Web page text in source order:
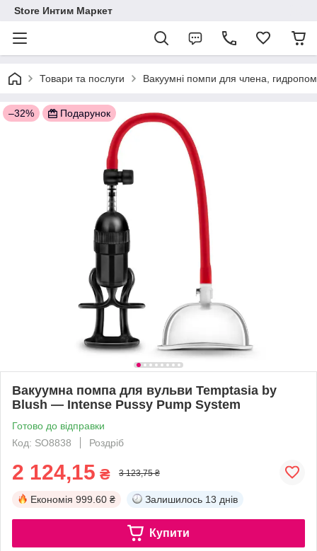
Store Интим Маркет
Товари та послуги Вакуумні помпи для члена,
–32% Подарунок
Вакуумна помпа для вульви Temptasia by
Blush — Intense Pussy Pump System
Готово до відправки
Код: SO8838
Роздріб
2 124,15 ₴ 3 123,75 ₴
Економія 999.60 ₴ Залишилось 13 днів
Купити